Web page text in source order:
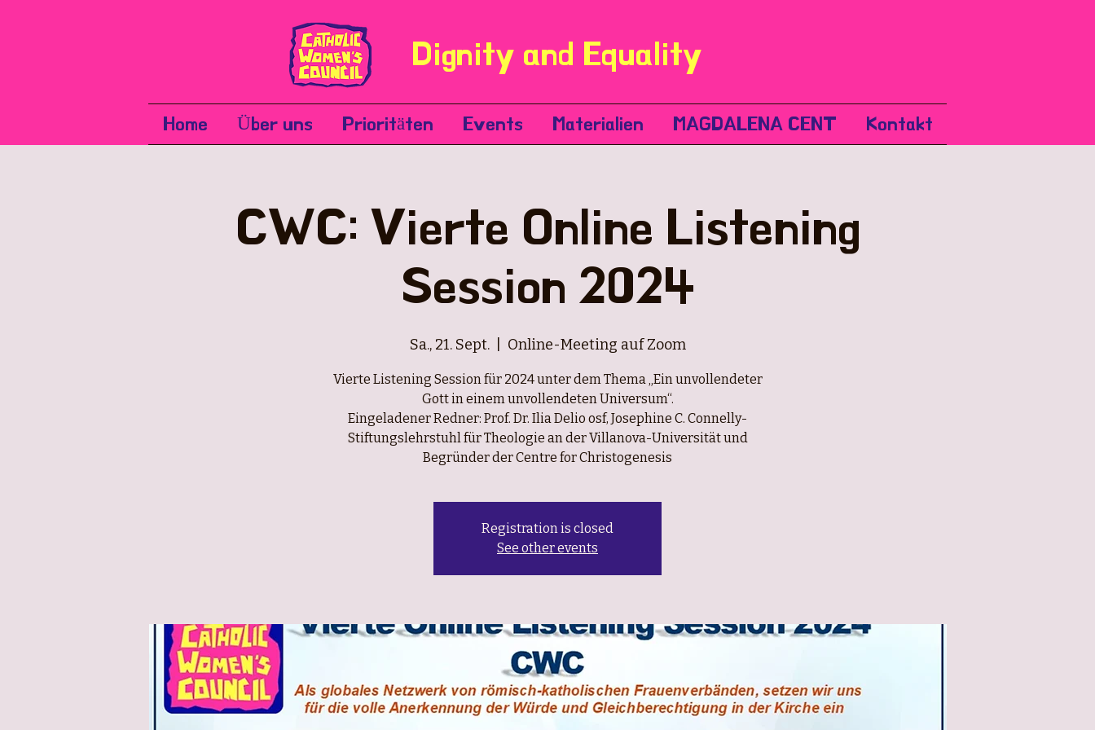
Dignity and Equality
Home Über uns Prioritäten Events Materialien MAGDALENA CENT Kontakt
CWC: Vierte Online Listening
Session 2024
Sa., 21. Sept.
  |
Online-Meeting auf Zoom
Vierte Listening Session für 2024 unter dem Thema „Ein unvollendeter
Gott in einem unvollendeten Universum“.
Eingeladener Redner: Prof. Dr. Ilia Delio osf, Josephine C. Connelly-
Stiftungslehrstuhl für Theologie an der Villanova-Universität und
Begründer der Centre for Christogenesis
Registration is closed
See other events